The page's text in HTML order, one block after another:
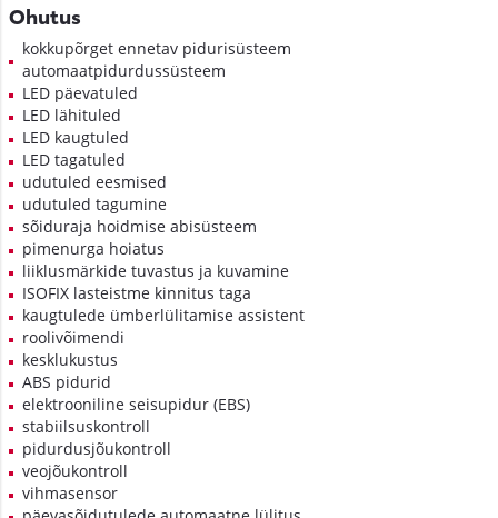
Ohutus
kokkupõrget ennetav pidurisüsteem
automaatpidurdussüsteem
LED päevatuled
LED lähituled
LED kaugtuled
LED tagatuled
udutuled eesmised
udutuled tagumine
sõiduraja hoidmise abisüsteem
pimenurga hoiatus
liiklusmärkide tuvastus ja kuvamine
ISOFIX lasteistme kinnitus taga
kaugtulede ümberlülitamise assistent
roolivõimendi
kesklukustus
ABS pidurid
elektrooniline seisupidur (EBS)
stabiilsuskontroll
pidurdusjõukontroll
veojõukontroll
vihmasensor